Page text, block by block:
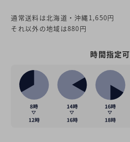
通常送料は北海道・沖縄1,650円
それ以外の地域は880円
時間指定可